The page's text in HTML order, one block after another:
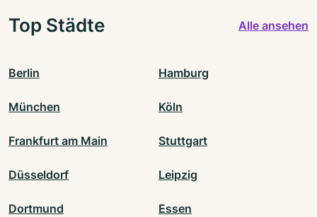
Top Städte Alle ansehen
Berlin Hamburg
München Köln
Frankfurt am Main Stuttgart
Düsseldorf Leipzig
Dortmund Essen